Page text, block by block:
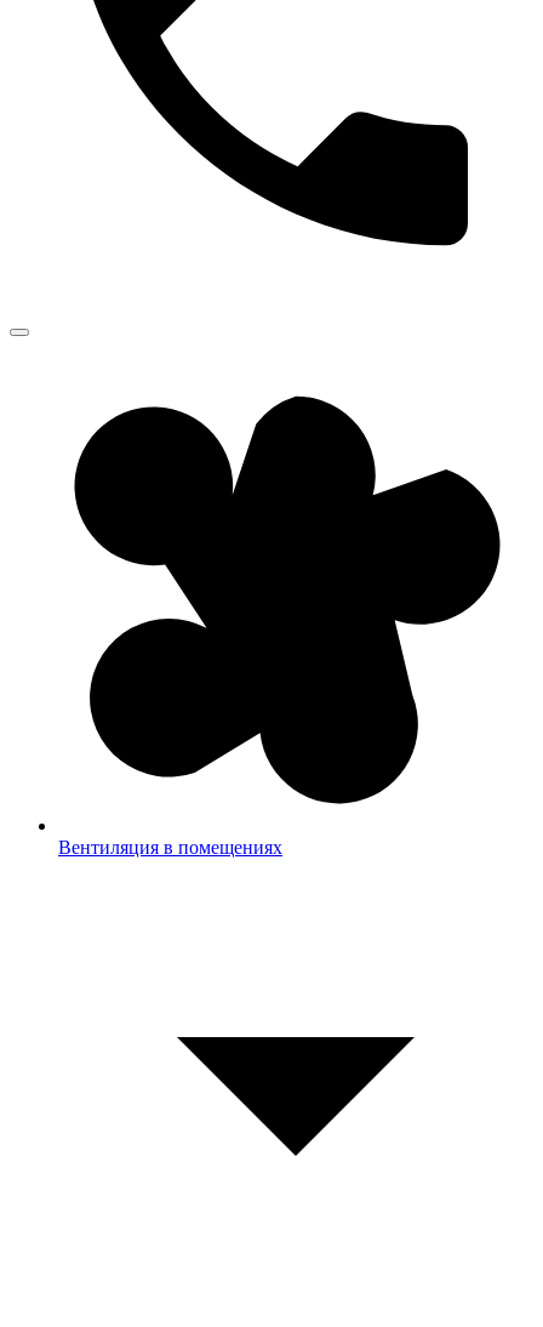
Вентиляция в помещениях